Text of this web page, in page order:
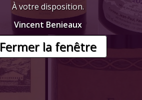
À votre disposition.
Vincent Benieaux
Fermer la fenêtre